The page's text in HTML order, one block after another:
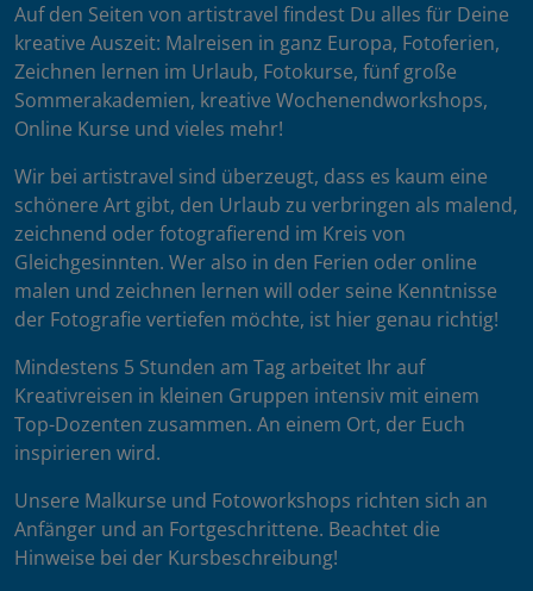
Auf den Seiten von artistravel findest Du alles für Deine
kreative Auszeit: Malreisen in ganz Europa, Fotoferien,
Zeichnen lernen im Urlaub, Fotokurse, fünf große
Sommerakademien, kreative Wochenendworkshops,
Online Kurse und vieles mehr!
Wir bei artistravel sind überzeugt, dass es kaum eine
schönere Art gibt, den Urlaub zu verbringen als malend,
zeichnend oder fotografierend im Kreis von
Gleichgesinnten. Wer also in den Ferien oder online
malen und zeichnen lernen will oder seine Kenntnisse
der Fotografie vertiefen möchte, ist hier genau richtig!
Mindestens 5 Stunden am Tag arbeitet Ihr auf
Kreativreisen in kleinen Gruppen intensiv mit einem
Top-Dozenten zusammen. An einem Ort, der Euch
inspirieren wird.
Unsere Malkurse und Fotoworkshops richten sich an
Anfänger und an Fortgeschrittene. Beachtet die
Hinweise bei der Kursbeschreibung!